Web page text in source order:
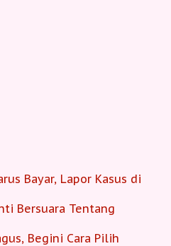
Bayar, Lapor Kasus di
Bersuara Tentang
Begini Cara Pilih